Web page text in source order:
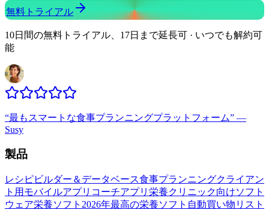
無料トライアル
10日間の無料トライアル、17日まで延長可 · いつでも解約可
能
“最もスマートな食事プランニングプラットフォーム” —
Susy
製品
レシピビルダー＆データベース食事プランニングクライアン
ト用モバイルアプリ コーチアプリ 栄養クリニック向けソフト
ウェア栄養ソフト 2026年最高の栄養ソフト 自動買い物リスト